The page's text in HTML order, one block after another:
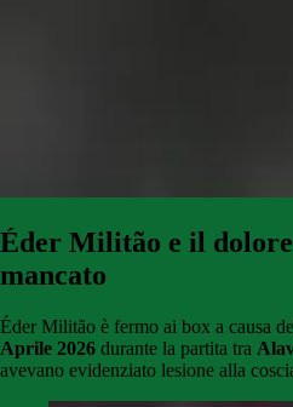
Éder Militão e il
mancato
Éder Militão è fermo ai box a causa
Aprile 2026 durante la partita tra
avevano evidenziato lesione alla